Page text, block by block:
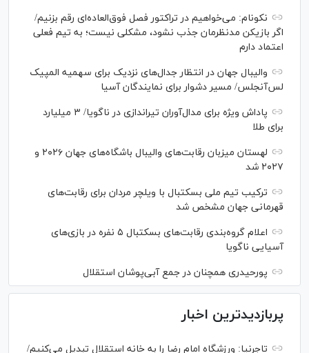
نکونام: می‌خواهیم در تراکتور فصل فوق‌العاده‌ای رقم بزنیم/
اگر بازیکن مدنظرمان جذب نشود، مشکلی نیست؛ به تیم فعلی
اعتماد دارم
والیبال جهان در انتظار جدال‌های نزدیک برای سهمیه المپیک
لس‌آنجلس/ مسیر دشوار برای نمایندگان آسیا
پاداش ویژه برای مدال‌آوران تیراندازی در ناگویا/ ۳ میلیارد
برای طلا
لهستان میزبان رقابت‌های والیبال باشگاه‌های جهان ۲۰۲۶ و
۲۰۲۷ شد
ترکیب تیم ملی بسکتبال با ویلچر مردان برای رقابت‌های
قهرمانی جهان مشخص شد
اعلام گروه‌بندی رقابت‌های بسکتبال ۵ نفره در بازی‌های
آسیایی ناگویا
پورحیدری همچنان در جمع آبی‌پوشان استقلال
پربازدیدترین اخبار
تاجرنیا: ورزشگاه امام رضا را به خانه استقلال تبدیل می‌کنیم/